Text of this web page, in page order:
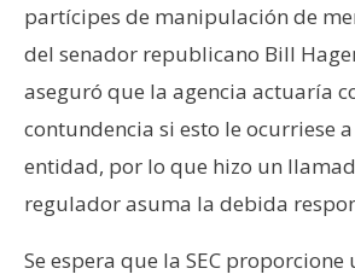
partícipes de manipulación de
del senador republicano Bill
aseguró que la agencia actuaría
contundencia si esto le ocurriese
entidad, por lo que hizo un
regulador asuma la debida
Se espera que la SEC proporcione